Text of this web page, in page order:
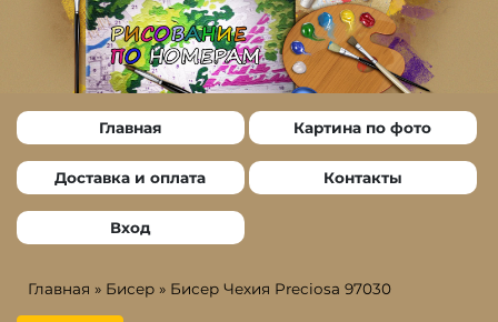
Главная Картина по фото
Доставка и оплата Контакты
Вход
Главная » Бисер » Бисер Чехия Preciosa 97030